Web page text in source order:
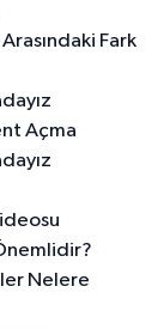
Fark
Açma
Nelere